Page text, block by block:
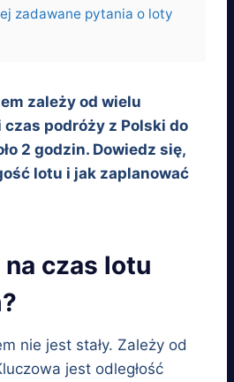
zadawane pytania o loty
zależy od wielu
podróży z Polski do
2 godzin. Dowiedz się,
lotu i jak zaplanować
na czas lotu
nie jest stały. Zależy od
jest odległość